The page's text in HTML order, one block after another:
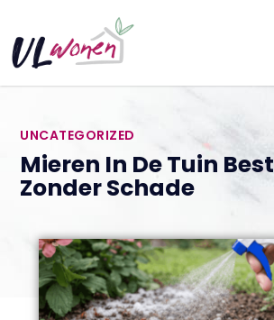
UNCATEGORIZED
Mieren In De Tuin
Zonder Schade